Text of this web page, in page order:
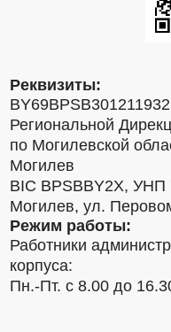
Реквизиты:
Региональной
по Могилевской
Могилев
BIC BPSBBY2X, УНП
Могилев, ул.
Режим работы:
Работники
корпуса:
Пн.-Пт. с 8.00 до